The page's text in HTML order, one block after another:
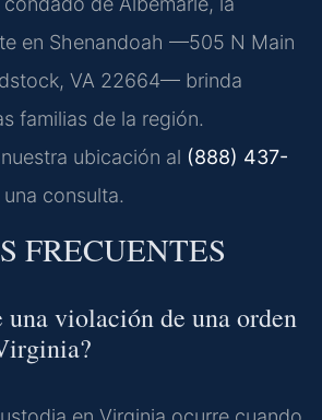
en Shenandoah —505 N Main
VA 22664— brinda
familias de la región.
ubicación al (888) 437-
consulta.
FRECUENTES
una violación de una orden